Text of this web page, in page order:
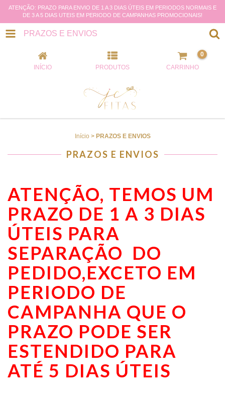
ATENÇÃO: PRAZO PARA ENVIO DE 1 A 3 DIAS ÚTEIS EM PERIODOS NORMAIS E
DE 3 A 5 DIAS UTEIS EM PERIODO DE CAMPANHAS PROMOCIONAIS!
PRAZOS E ENVIOS
INÍCIO PRODUTOS CARRINHO
0
Início > PRAZOS E ENVIOS
PRAZOS E ENVIOS
ATENÇÃO, TEMOS UM
PRAZO DE 1 A 3 DIAS
ÚTEIS PARA
SEPARAÇÃO DO
PEDIDO,EXCETO EM
PERIODO DE
CAMPANHA QUE O
PRAZO PODE SER
ESTENDIDO PARA
ATÉ 5 DIAS ÚTEIS